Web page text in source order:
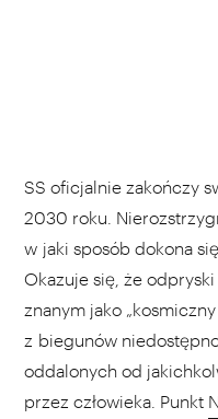
SS oficjalnie zakończy
2030 roku.
w jaki sposób dokona
Okazuje się, że
znanym jako
z biegunów
oddalonych od
przez człowieka. Punkt